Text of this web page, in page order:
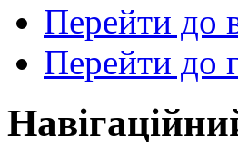
Перейти до
Перейти до